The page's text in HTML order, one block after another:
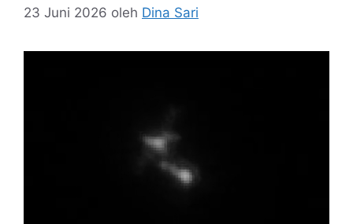
23 Juni 2026 oleh Dina Sari